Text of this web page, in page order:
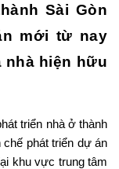
Sài Gòn
mới từ nay
nhà hiện hữu
triển nhà ở thành
chế phát triển dự án
khu vực trung tâm